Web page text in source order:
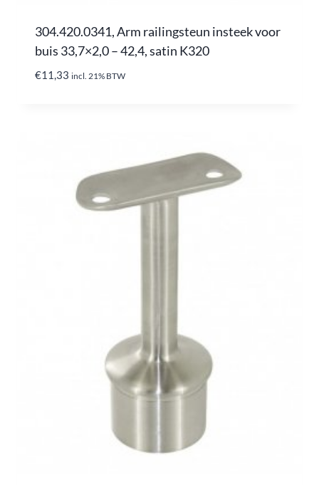
304.420.0341, Arm railingsteun insteek voor
buis 33,7×2,0 – 42,4, satin K320
€11,33 incl. 21% BTW